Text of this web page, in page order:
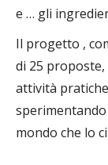
e … gli
Il progetto ,
di 25
attività
mondo che lo